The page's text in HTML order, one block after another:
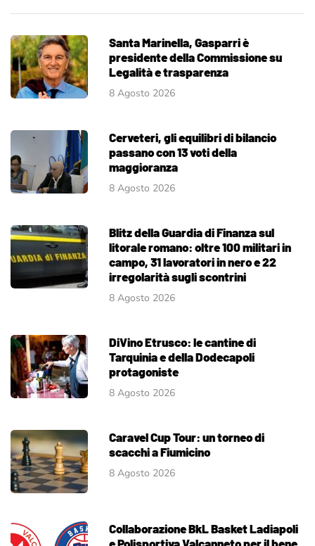
Santa Marinella, Gasparri è
presidente della Commissione su
Legalità e trasparenza
8 Agosto 2026
Cerveteri, gli equilibri di bilancio
passano con 13 voti della
maggioranza
8 Agosto 2026
Blitz della Guardia di Finanza sul
litorale romano: oltre 100 militari in
campo, 31 lavoratori in nero e 22
irregolarità sugli scontrini
8 Agosto 2026
DiVino Etrusco: le cantine di
Tarquinia e della Dodecapoli
protagoniste
8 Agosto 2026
Caravel Cup Tour: un torneo di
scacchi a Fiumicino
8 Agosto 2026
Collaborazione BkL Basket Ladiapoli